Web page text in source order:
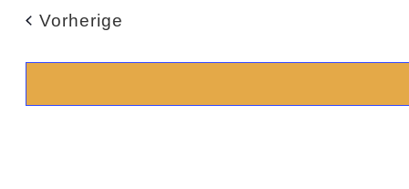
wählen.
Vorherige